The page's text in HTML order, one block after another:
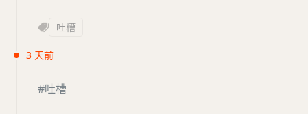
吐槽
3 天前
#吐槽